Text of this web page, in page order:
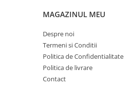
MAGAZINUL MEU
Despre noi
Termeni si Conditii
Politica de Confidentialitate
Politica de livrare
Contact